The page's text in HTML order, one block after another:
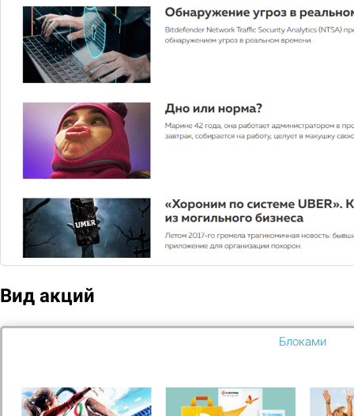
Вид акций
Блоками
Microsoft Windows 10 — новая операционная система
для широкого набора устройств: ПК, серверов,
телевизоров, планшетов и смартфонов.
8 850
Подобрать
Сравнить